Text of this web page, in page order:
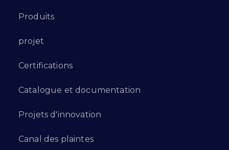
Produits
projet
Certifications
Catalogue et documentation
Projets d'innovation
Canal des plaintes